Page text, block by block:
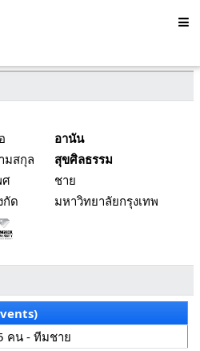
อานัน
มสกุล
สุขศิลธรรม
ศ
ชาย
กัด
มหาวิทยาลัยกรุงเทพ
คน - ทีมชาย